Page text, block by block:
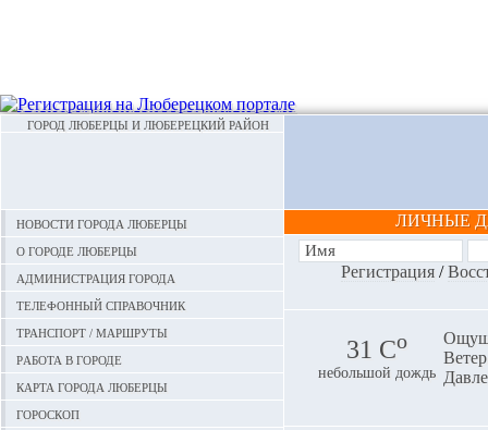
ГОРОД ЛЮБЕРЦЫ И ЛЮБЕРЕЦКИЙ РАЙОН
Новости города Люберцы
О городе Люберцы
Администрация города
Телефонный справочник
Транспорт / маршруты
Работа в городе
Карта города Люберцы
Гороскоп
ЛИЧНЫЕ
Регистрация/
31 Сo
небольшой дождь